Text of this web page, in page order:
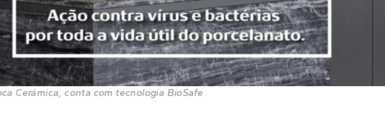
Cerámica, conta com tecnologia BioSafe